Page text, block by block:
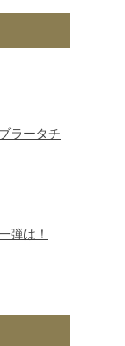
ラータチ
弾は！